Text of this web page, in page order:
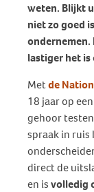
weten. Blijkt
niet zo goed
ondernemen.
lastiger het is
Metde
18 jaar op
gehoor
spraak in ruis
direct de
en isvolledig